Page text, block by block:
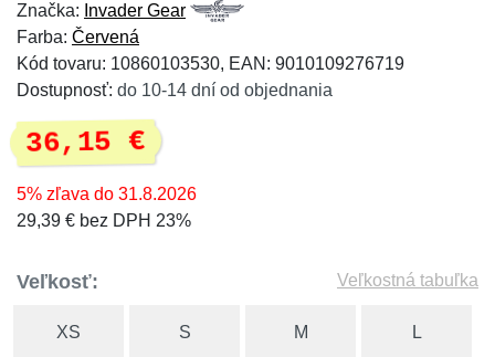
Značka: Invader Gear
Farba: Červená
Kód tovaru: 10860103530, EAN: 9010109276719
Dostupnosť: do 10-14 dní od objednania
36,15 €
5% zľava do 31.8.2026
29,39 € bez DPH 23%
Veľkosť: Veľkostná tabuľka
XS S M L